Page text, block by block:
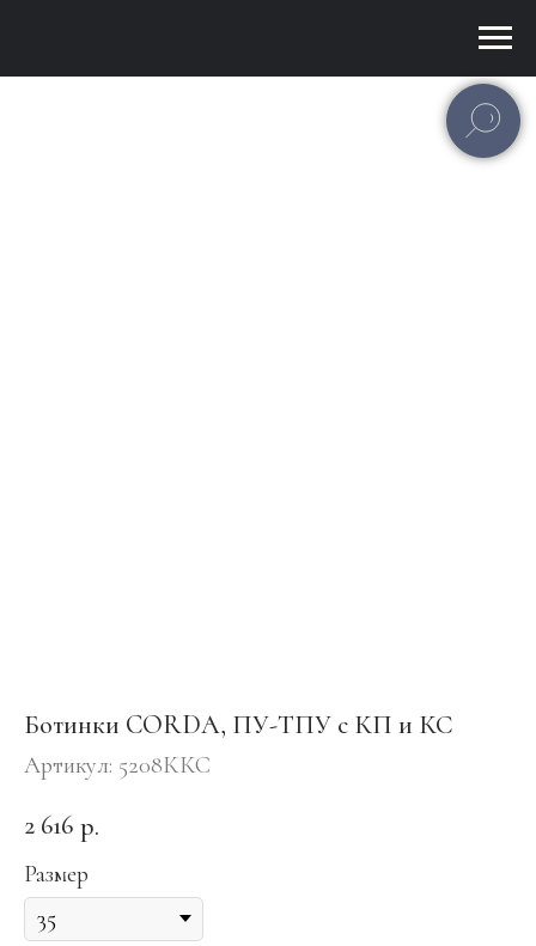
Ботинки CORDA, ПУ-ТПУ с КП и КС
Артикул: 5208ККС
2 616 р.
Размер